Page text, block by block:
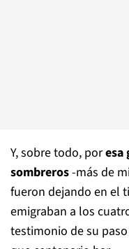
Y, sobre todo, poresa
sombreros-más de
fueron dejando en el
emigraban a los
testimonio de su